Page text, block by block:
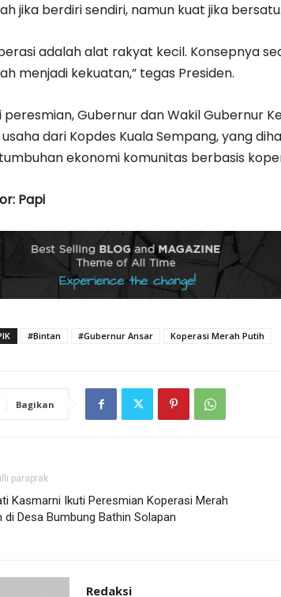
jika berdiri sendiri, namun kuat jika bersatu.
adalah alat rakyat kecil. Konsepnya
menjadi kekuatan,” tegas Presiden.
peresmian, Gubernur dan Wakil Gubernur
dari Kopdes Kuala Sempang, yang
ekonomi komunitas berbasis
Papi
#Bintan #Gubernur Ansar Koperasi Merah Putih
Bagikan
paraprak
Kasmarni Ikuti Peresmian Koperasi Merah
di Desa Bumbung Bathin Solapan
Redaksi